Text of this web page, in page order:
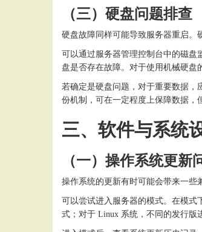
（三）硬盘问题排查
硬盘故障同样可能导致服务器重启。
可以通过服务器管理控制台中的磁盘
盘是否存在故障。对于使用机械硬盘
若确定是硬盘问题，对于重要数据，
份机制，可在一定程度上保障数据，
三、软件与系统
（一）操作系统更新
操作系统的更新有时可能会带来一些
可以尝试进入服务器的模式。在模式
式；对于 Linux 系统，不同的发行版